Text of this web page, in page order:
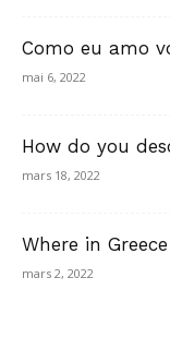
Como eu amo
mai 6, 2022
How do you
mars 18, 2022
Where in
mars 2, 2022